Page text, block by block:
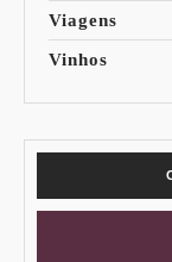
Viagens
Vinhos